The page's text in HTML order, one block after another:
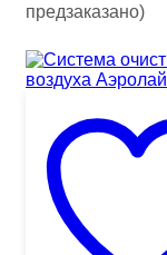
предзаказано)